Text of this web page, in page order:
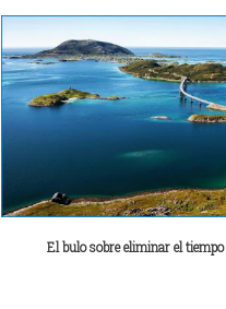
El bulo sobre eliminar el tiempo